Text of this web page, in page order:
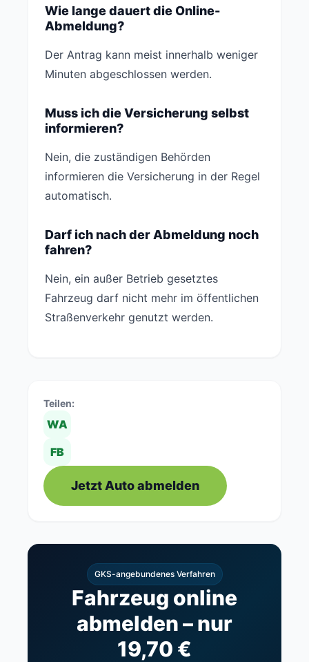
Wie lange dauert die Online-
Abmeldung?
Der Antrag kann meist innerhalb weniger
Minuten abgeschlossen werden.
Muss ich die Versicherung selbst
informieren?
Nein, die zuständigen Behörden
informieren die Versicherung in der Regel
automatisch.
Darf ich nach der Abmeldung noch
fahren?
Nein, ein außer Betrieb gesetztes
Fahrzeug darf nicht mehr im öffentlichen
Straßenverkehr genutzt werden.
Teilen:
WA
FB
Jetzt Auto abmelden
GKS-angebundenes Verfahren
Fahrzeug online
abmelden – nur
19,70 €